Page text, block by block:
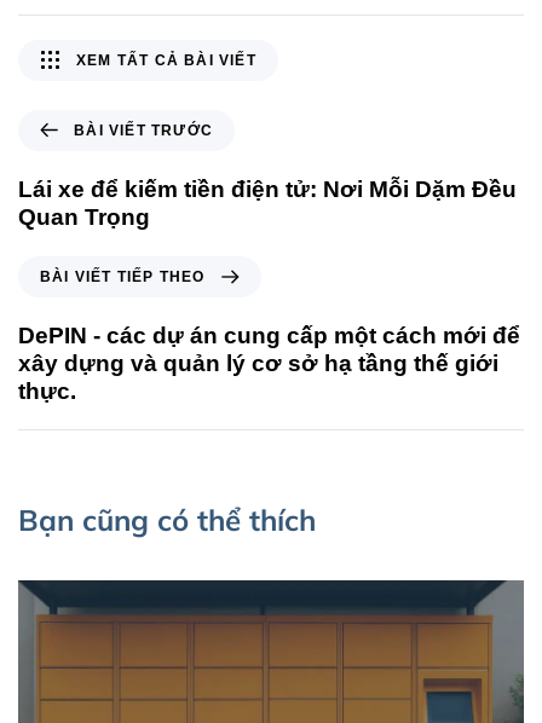
BÀI VIẾT TRƯỚC
Lái xe để kiếm tiền điện tử: Nơi Mỗi Dặm Đều
Quan Trọng
XEM TẤT CẢ BÀI VIẾT
BÀI VIẾT TIẾP THEO
DePIN - các dự án cung cấp một cách mới để
xây dựng và quản lý cơ sở hạ tầng thế giới
thực.
Bạn cũng có thể thích